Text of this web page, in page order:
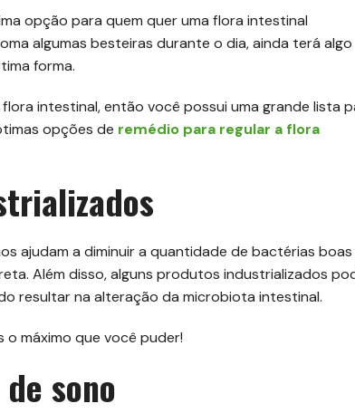
opção para quem quer uma flora intestinal
algumas besteiras durante o dia, ainda terá algo
forma.
intestinal, então você possui uma grande lista
opções de remédio para regular a flora
ajudam a diminuir a quantidade de bactérias
Além disso, alguns produtos industrializados
resultar na alteração da microbiota intestinal.
máximo que você puder!
sono